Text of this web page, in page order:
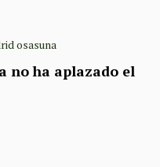
no ha aplazado el